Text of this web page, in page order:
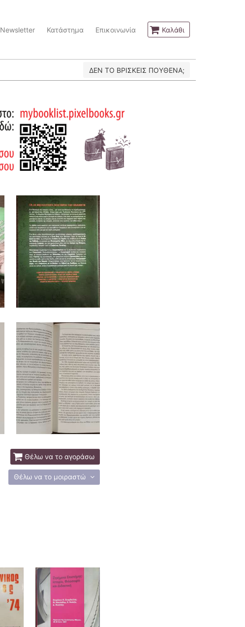
Newsletter Κατάστημα Επικοινωνία Καλάθι
ΔΕΝ ΤΟ ΒΡΙΣΚΕΙΣ ΠΟΥΘΕΝΑ;
Θέλω να το αγοράσω
Θέλω να το μοιραστώ